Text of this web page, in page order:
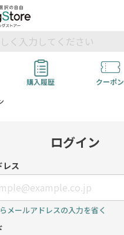
購入履歴
クーポン
ログイン
レス
メールアドレスの入力を省く